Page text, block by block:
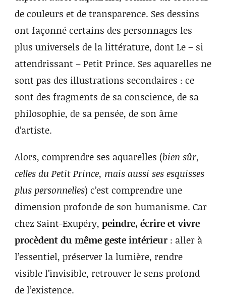
de couleurs et de transparence. Ses dessins
ont façonné certains des personnages les
plus universels de la littérature, dont Le – si
attendrissant – Petit Prince. Ses aquarelles ne
sont pas des illustrations secondaires : ce
sont des fragments de sa conscience, de sa
philosophie, de sa pensée, de son âme
d’artiste.
Alors, comprendre ses aquarelles (bien sûr,
celles du Petit Prince, mais aussi ses esquisses
plus personnelles) c’est comprendre une
dimension profonde de son humanisme. Car
chez Saint-Exupéry, peindre, écrire et vivre
procèdent du même geste intérieur : aller à
l’essentiel, préserver la lumière, rendre
visible l’invisible, retrouver le sens profond
de l’existence.